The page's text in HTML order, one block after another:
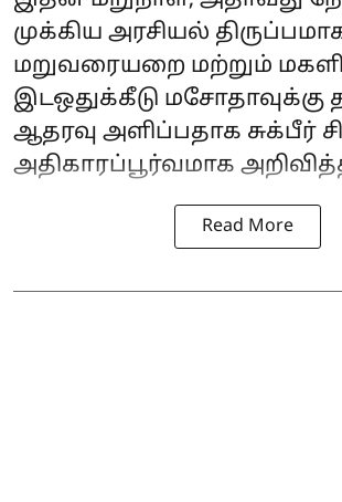
முக்கிய அரசியல்
மறுவரையறை மற்றும்
இடஒதுக்கீடு மசோதாவுக்கு
ஆதரவு அளிப்பதாக சுக்பீர்
அதிகாரப்பூர்வமாக
Read More